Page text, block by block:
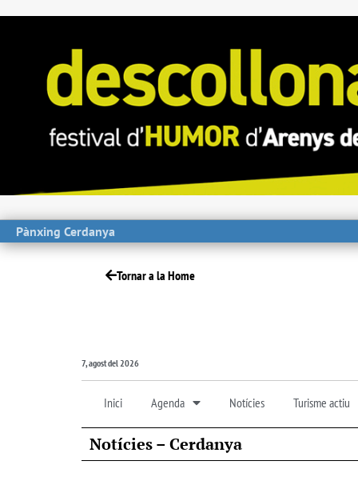
Pànxing Cerdanya
Tornar a la Home
7, agost del 2026
Inici Agenda Notícies Turisme actiu
Notícies – Cerdanya